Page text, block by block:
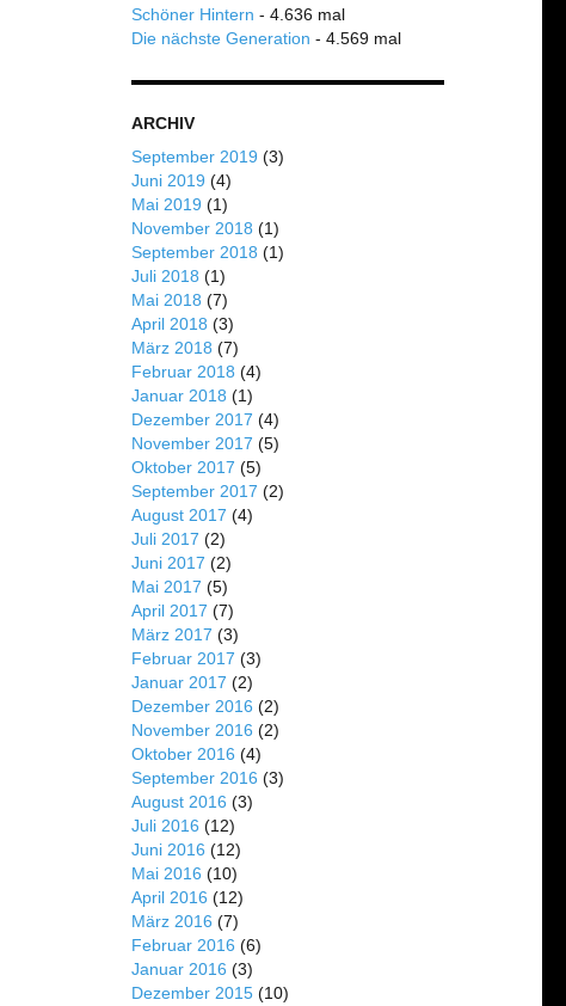
Schöner Hintern - 4.636 mal
Die nächste Generation - 4.569 mal
ARCHIV
September 2019 (3)
Juni 2019 (4)
Mai 2019 (1)
November 2018 (1)
September 2018 (1)
Juli 2018 (1)
Mai 2018 (7)
April 2018 (3)
März 2018 (7)
Februar 2018 (4)
Januar 2018 (1)
Dezember 2017 (4)
November 2017 (5)
Oktober 2017 (5)
September 2017 (2)
August 2017 (4)
Juli 2017 (2)
Juni 2017 (2)
Mai 2017 (5)
April 2017 (7)
März 2017 (3)
Februar 2017 (3)
Januar 2017 (2)
Dezember 2016 (2)
November 2016 (2)
Oktober 2016 (4)
September 2016 (3)
August 2016 (3)
Juli 2016 (12)
Juni 2016 (12)
Mai 2016 (10)
April 2016 (12)
März 2016 (7)
Februar 2016 (6)
Januar 2016 (3)
Dezember 2015(10)